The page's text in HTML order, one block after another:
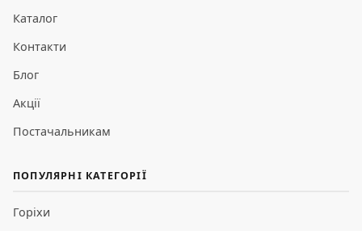
Каталог
Контакти
Блог
Акції
Постачальникам
ПОПУЛЯРНІ КАТЕГОРІЇ
Горіхи